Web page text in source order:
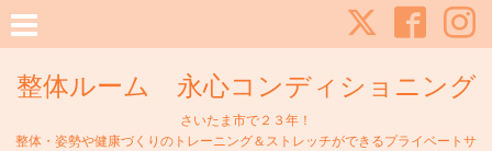
整体ルーム 永心コンディショニング
さいたま市で２３年！
整体・姿勢や健康づくりのトレーニング＆ストレッチができるプライベートサ